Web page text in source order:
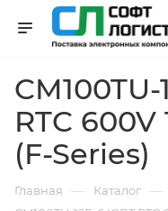
CM100TU-
RTC
(F-Series)
Главная — Каталог —